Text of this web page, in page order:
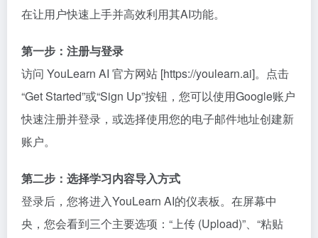
在让用户快速上手并高效利用其AI功能。
第一步：注册与登录
访问 YouLearn AI 官方网站 [https://youlearn.ai]。点击
“Get Started”或“Sign Up”按钮，您可以使用Google账户
快速注册并登录，或选择使用您的电子邮件地址创建新
账户。
第二步：选择学习内容导入方式
登录后，您将进入YouLearn AI的仪表板。在屏幕中
央，您会看到三个主要选项：“上传 (Upload)”、“粘贴